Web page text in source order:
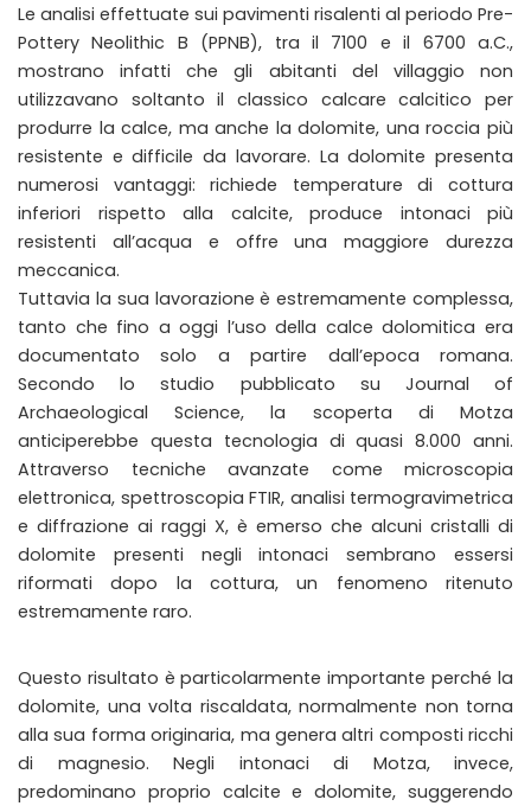
Le analisi effettuate sui pavimenti risalenti al periodo Pre-
Pottery Neolithic B (PPNB), tra il 7100 e il 6700 a.C.,
mostrano infatti che gli abitanti del villaggio non
utilizzavano soltanto il classico calcare calcitico per
produrre la calce, ma anche la dolomite, una roccia più
resistente e difficile da lavorare. La dolomite presenta
numerosi vantaggi: richiede temperature di cottura
inferiori rispetto alla calcite, produce intonaci più
resistenti all’acqua e offre una maggiore durezza
meccanica.
Tuttavia la sua lavorazione è estremamente complessa,
tanto che fino a oggi l’uso della calce dolomitica era
documentato solo a partire dall’epoca romana.
Secondo lo studio pubblicato su Journal of
Archaeological Science, la scoperta di Motza
anticiperebbe questa tecnologia di quasi 8.000 anni.
Attraverso tecniche avanzate come microscopia
elettronica, spettroscopia FTIR, analisi termogravimetrica
e diffrazione ai raggi X, è emerso che alcuni cristalli di
dolomite presenti negli intonaci sembrano essersi
riformati dopo la cottura, un fenomeno ritenuto
estremamente raro.
Questo risultato è particolarmente importante perché la
dolomite, una volta riscaldata, normalmente non torna
alla sua forma originaria, ma genera altri composti ricchi
di magnesio. Negli intonaci di Motza, invece,
predominano proprio calcite e dolomite, suggerendo